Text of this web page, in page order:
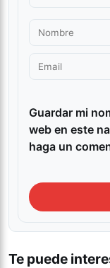
Guardar mi
web en este
haga un
Te puede